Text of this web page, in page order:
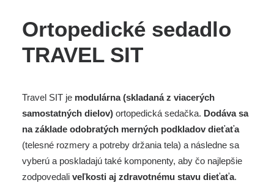
Ortopedické sedadlo
TRAVEL SIT
Travel SIT je modulárna (skladaná z viacerých
samostatných dielov) ortopedická sedačka. Dodáva sa
na základe odobratých merných podkladov dieťaťa
(telesné rozmery a potreby držania tela) a následne sa
vyberú a poskladajú také komponenty, aby čo najlepšie
zodpovedali veľkosti aj zdravotnému stavu dieťaťa.